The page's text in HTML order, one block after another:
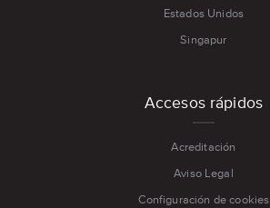
Estados Unidos
Singapur
Accesos rápidos
Acreditación
Aviso Legal
Configuración de cookies